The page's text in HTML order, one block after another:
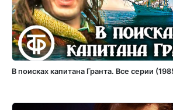
В поисках капитана Гранта. Все серии